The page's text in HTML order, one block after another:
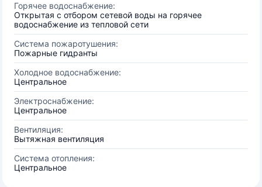
Горячее водоснабжение:
Открытая с отбором сетевой воды на горячее
водоснабжение из тепловой сети
Система пожаротушения:
Пожарные гидранты
Холодное водоснабжение:
Центральное
Электроснабжение:
Центральное
Вентиляция:
Вытяжная вентиляция
Система отопления:
Центральное